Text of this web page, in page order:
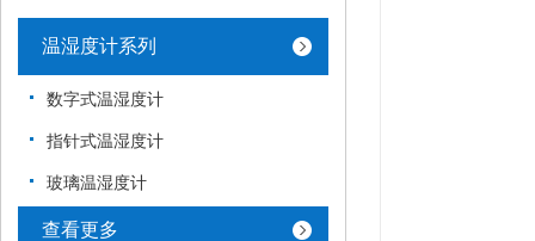
温湿度计系列
数字式温湿度计
指针式温湿度计
玻璃温湿度计
查看更多